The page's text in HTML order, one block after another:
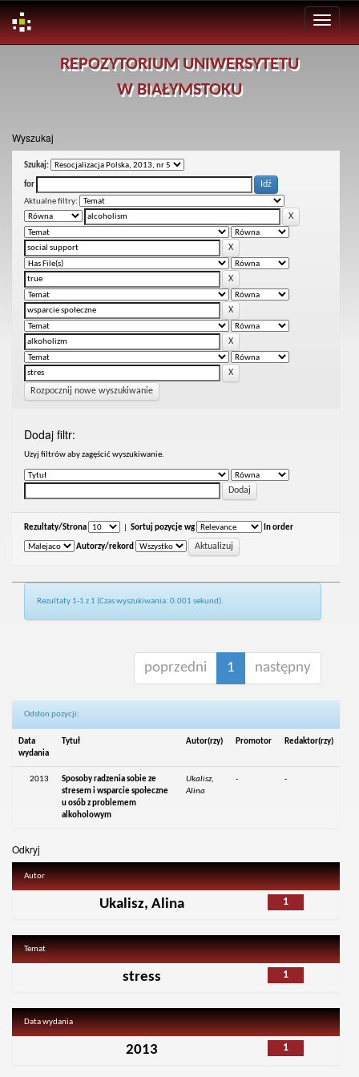
REPOZYTORIUM UNIWERSYTETU
W BIAŁYMSTOKU
Wyszukaj
Szukaj:
for
Aktualne filtry:
Rozpocznij nowe wyszukiwanie
Dodaj filtr:
Uzyj filtrów aby zagęścić wyszukiwanie.
Rezultaty/Strona Sortuj pozycje wg In order
Autorzy/rekord
Rezultaty 1-1 z 1 (Czas wyszukiwania: 0.001 sekund).
poprzedni 1 następny
Odsłon pozycji:
Data
wydania
Tytuł Autor(rzy) Promotor Redaktor(rzy)
2013
Sposoby radzenia sobie ze
stresem i wsparcie społeczne
u osób z problemem
alkoholowym
Ukalisz,
Alina
- -
Odkryj
Autor
1
Ukalisz, Alina
Temat
1
stress
Data wydania
1
2013